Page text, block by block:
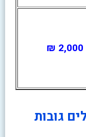
2,000 ₪
גובות